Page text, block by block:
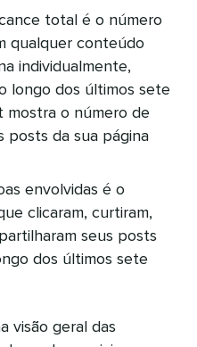
total é o número
qualquer conteúdo
individualmente,
longo dos últimos sete
mostra o número de
posts da sua página
envolvidas é o
clicaram, curtiram,
seus posts
dos últimos sete
visão geral das